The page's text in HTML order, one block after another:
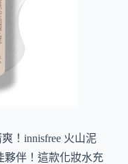
！innisfree 火山泥
夥伴！這款化妝水充